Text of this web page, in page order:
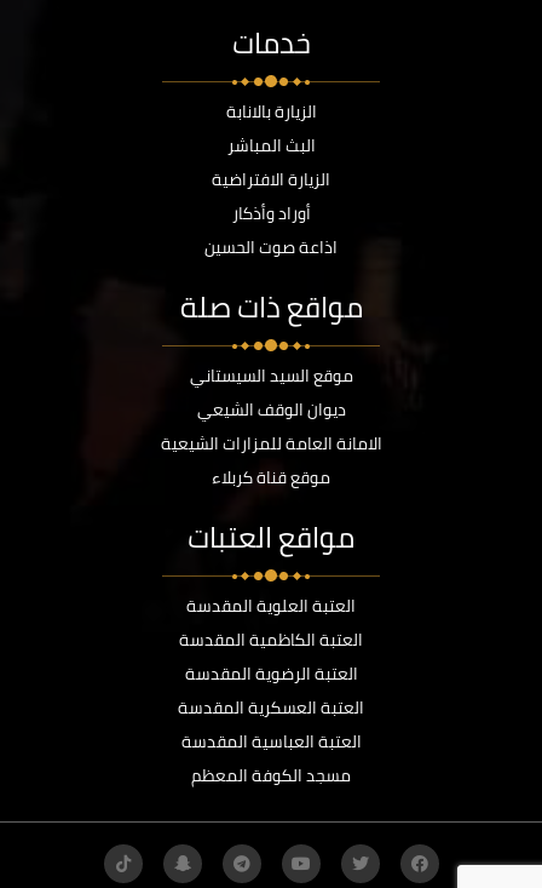
خدمات
الزيارة بالانابة
البث المباشر
الزيارة الافتراضية
أوراد وأذكار
اذاعة صوت الحسين
مواقع ذات صلة
موقع السيد السيستاني
ديوان الوقف الشيعي
الامانة العامة للمزارات الشيعية
موقع قناة كربلاء
مواقع العتبات
العتبة العلوية المقدسة
العتبة الكاظمية المقدسة
العتبة الرضوية المقدسة
العتبة العسكرية المقدسة
العتبة العباسية المقدسة
مسجد الكوفة المعظم